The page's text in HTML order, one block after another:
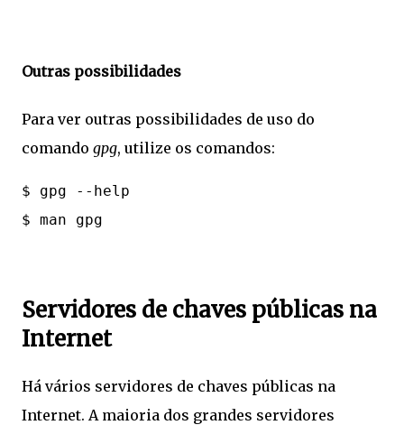
Outras possibilidades
Para ver outras possibilidades de uso do
comando gpg, utilize os comandos:
$ gpg --help
Servidores de chaves públicas na
Internet
Há vários servidores de chaves públicas na
Internet. A maioria dos grandes servidores